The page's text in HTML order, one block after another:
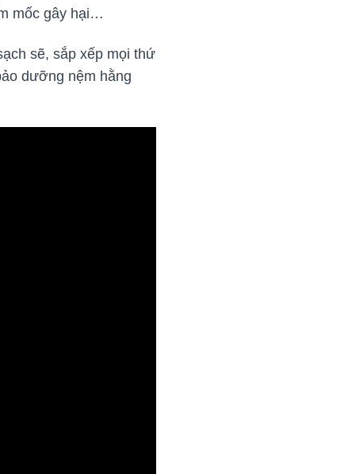
mốc gây hại…
sẽ, sắp xếp mọi thứ
dưỡng nệm hằng